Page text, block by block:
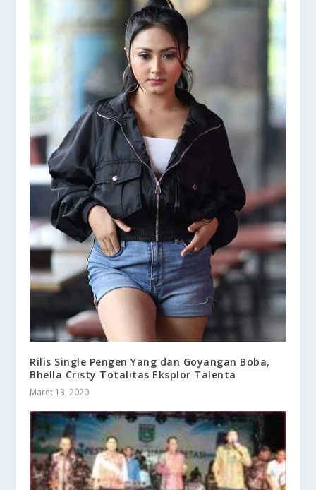
Rilis Single Pengen Yang dan Goyangan Boba,
Bhella Cristy Totalitas Eksplor Talenta
Maret 13, 2020